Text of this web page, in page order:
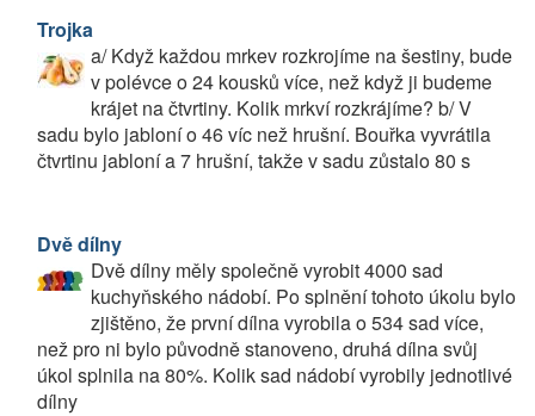
Trojka
a/ Když každou mrkev rozkrojíme na šestiny, bude
v polévce o 24 kousků více, než když ji budeme
krájet na čtvrtiny. Kolik mrkví rozkrájíme? b/ V
sadu bylo jabloní o 46 víc než hrušní. Bouřka vyvrátila
čtvrtinu jabloní a 7 hrušní, takže v sadu zůstalo 80 s
Dvě dílny
Dvě dílny měly společně vyrobit 4000 sad
kuchyňského nádobí. Po splnění tohoto úkolu bylo
zjištěno, že první dílna vyrobila o 534 sad více,
než pro ni bylo původně stanoveno, druhá dílna svůj
úkol splnila na 80%. Kolik sad nádobí vyrobily jednotlivé
dílny